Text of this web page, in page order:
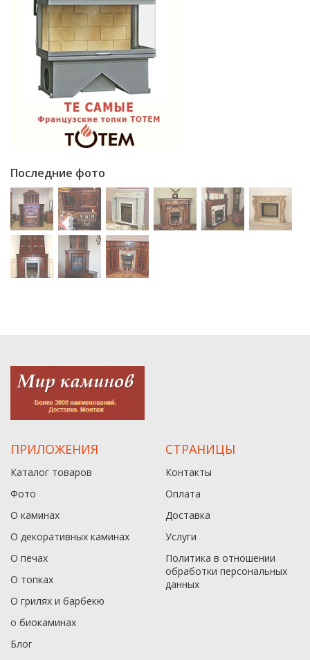
Последние фото
ПРИЛОЖЕНИЯ
Каталог товаров
Фото
О каминах
О декоративных каминах
О печах
О топках
О грилях и барбекю
о биокаминах
Блог
СТРАНИЦЫ
Контакты
Оплата
Доставка
Услуги
Политика в отношении
обработки персональных
данныx